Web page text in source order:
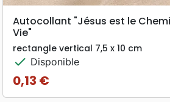
Autocollant "Jésus est le
Vie"
rectangle vertical 7,5 x 10 cm
check Disponible
Prix
0,13 €